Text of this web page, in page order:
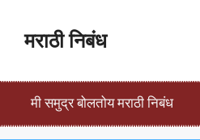
मराठी निबंध
मी समुद्र बोलतोय मराठी निबंध